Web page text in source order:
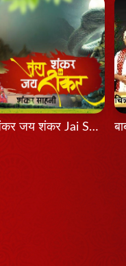
जय शंकर जय शंकर Jai Shankar Jai Shankar